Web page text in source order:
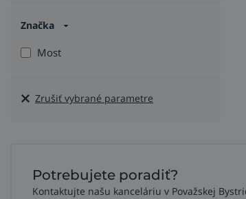
Značka
Most
Zrušiť vybrané parametre
Potrebujete poradiť?
Kontaktujte našu kanceláriu v Považskej